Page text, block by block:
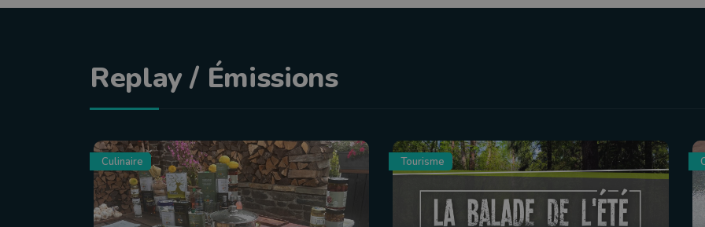
Replay / Émissions
Culinaire Tourisme